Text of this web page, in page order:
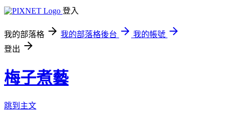
登入
我的部落格 我的部落格後台
我的帳號
登出
梅子煮藝
跳到主文